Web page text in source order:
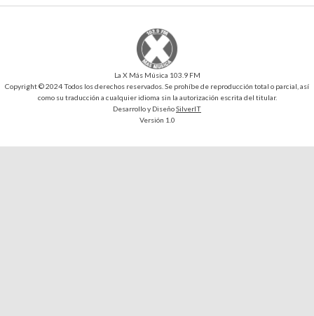
La X Más Música 103.9 FM
Copyright © 2024 Todos los derechos reservados. Se prohíbe de reproducción total o parcial, así
como su traducción a cualquier idioma sin la autorización escrita del titular.
Desarrollo y DiseñoSilverIT
Versión 1.0